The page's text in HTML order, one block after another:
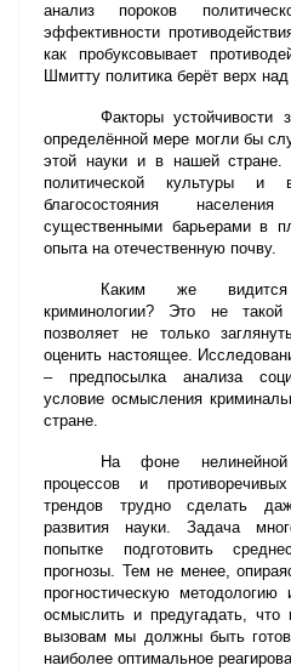
анализ пороков
эффективности
как пробуксовывает
Шмитту политика берёт верх
Факторы устойчивости
определённой мере могли бы
этой науки и в нашей
политической культуры и
благосостояния
существенными барьерами в
опыта на отечественную почву.
Каким же видится
криминологии? Это не
позволяет не только
оценить настоящее.
– предпосылка анализа
условие осмысления
стране.
На фоне нелинейной
процессов и противоречивых
трендов трудно сделать
развития науки. Задача
попытке подготовить
прогнозы. Тем не менее,
прогностическую методологию
осмыслить и предугадать,
вызовам мы должны быть
наиболее оптимальное